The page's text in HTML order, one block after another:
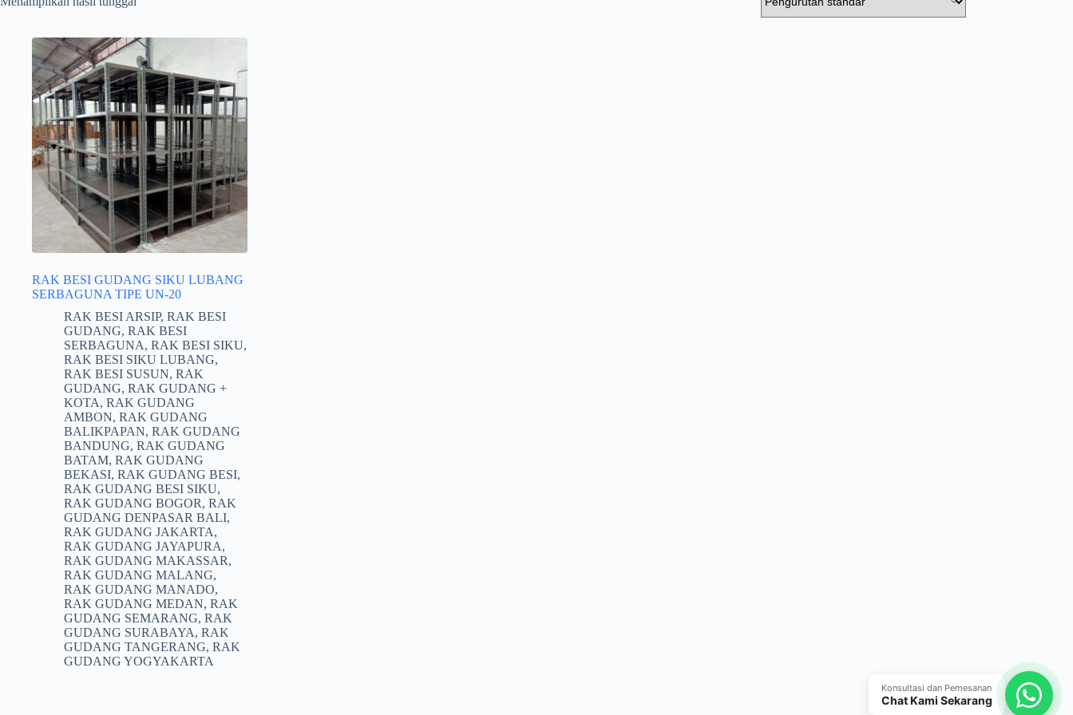
RAK BESI GUDANG SIKU LUBANG
SERBAGUNA TIPE UN-20
RAK BESI ARSIP, RAK BESI
GUDANG, RAK BESI
SERBAGUNA, RAK BESI SIKU,
RAK BESI SIKU LUBANG,
RAK BESI SUSUN, RAK
GUDANG, RAK GUDANG +
KOTA, RAK GUDANG
AMBON, RAK GUDANG
BALIKPAPAN, RAK GUDANG
BANDUNG, RAK GUDANG
BATAM, RAK GUDANG
BEKASI, RAK GUDANG BESI,
RAK GUDANG BESI SIKU,
RAK GUDANG BOGOR, RAK
GUDANG DENPASAR BALI,
RAK GUDANG JAKARTA,
RAK GUDANG JAYAPURA,
RAK GUDANG MAKASSAR,
RAK GUDANG MALANG,
RAK GUDANG MANADO,
RAK GUDANG MEDAN, RAK
GUDANG SEMARANG, RAK
GUDANG SURABAYA, RAK
GUDANG TANGERANG, RAK
GUDANG YOGYAKARTA
Konsultasi dan Pemesanan
Chat Kami Sekarang